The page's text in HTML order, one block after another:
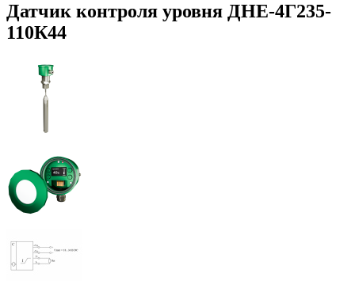
Датчик контроля уровня ДНЕ-4Г235-
110К44